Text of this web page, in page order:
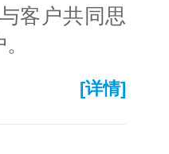
客户共同思
[详情]